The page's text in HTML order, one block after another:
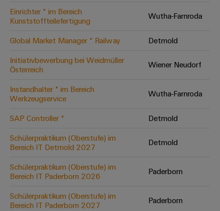
Modifizierte
und
bestückte
Kundenspezifische
Kabelkonfektionierung
Praxisnahe
Unsere Neuheiten
im Bereich
Einrichter * im Bereich
Kunststoffteilefertigung
Wutha-Farnroda
Global Market Manager * Railway
Detmold
Initiativbewerbung bei Weidmüller
Österreich
Wiener Neudorf
Instandhalter * im Bereich
Werkzeugservice
Wutha-Farnroda
SAP Controller *
Detmold
Schülerpraktikum (Oberstufe) im
Bereich IT Detmold 2027
Detmold
Schülerpraktikum (Oberstufe) im
Bereich IT Paderborn 2026
Paderborn
Schülerpraktikum (Oberstufe) im
Bereich IT Paderborn 2027
Paderborn